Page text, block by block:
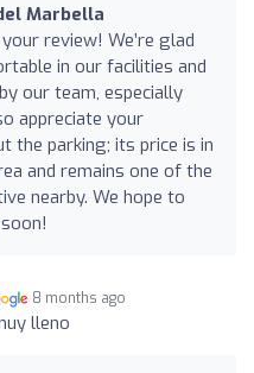
Marbella
review! We’re glad
in our facilities and
our team, especially
appreciate your
the parking; its price is in
and remains one of the
nearby. We hope to
8 months ago
lleno